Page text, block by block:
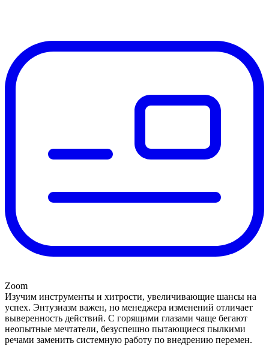
Zoom
Изучим инструменты и хитрости, увеличивающие шансы на
успех. Энтузиазм важен, но менеджера изменений отличает
выверенность действий. С горящими глазами чаще бегают
неопытные мечтатели, безуспешно пытающиеся пылкими
речами заменить системную работу по внедрению перемен.